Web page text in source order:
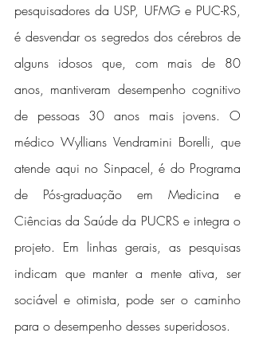
pesquisadores da USP, UFMG e PUC-RS,
é desvendar os segredos dos cérebros de
alguns idosos que, com mais de 80
anos, mantiveram desempenho cognitivo
de pessoas 30 anos mais jovens. O
médico Wyllians Vendramini Borelli, que
atende aqui no Sinpacel, é do Programa
de Pós-graduação em Medicina e
Ciências da Saúde da PUCRS e integra o
projeto. Em linhas gerais, as pesquisas
indicam que manter a mente ativa, ser
sociável e otimista, pode ser o caminho
para o desempenho desses superidosos.